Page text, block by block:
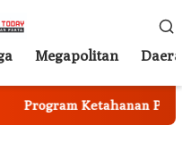
Megapolitan
Ketahanan Pangan